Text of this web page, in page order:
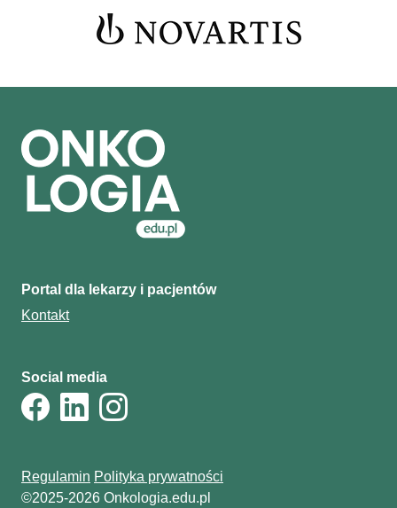
Portal dla lekarzy i pacjentów
Kontakt
Social media
Regulamin Polityka prywatności
©2025-2026 Onkologia.edu.pl